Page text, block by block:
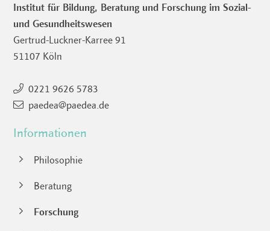
Institut für Bildung, Beratung und Forschung im Sozial-
und Gesundheitswesen
Gertrud-Luckner-Karree 91
51107 Köln
0221 9626 5783
paedea@paedea.de
Informationen
Navigation
überspringen
Philosophie
Beratung
Forschung